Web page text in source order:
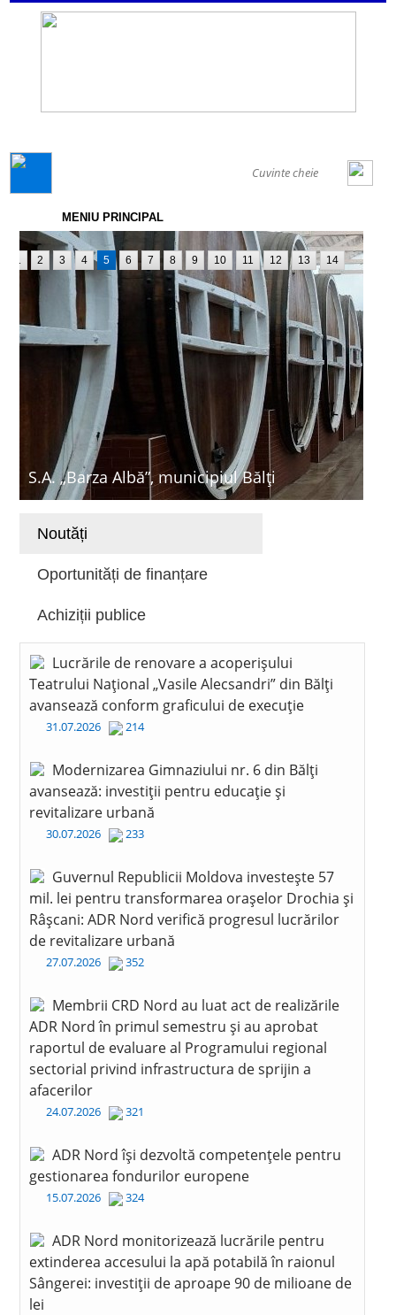
MENIU PRINCIPAL
S.A. „Barza Albă”, municipiul Bălți
1 2 3 4 5 6 7 8 9 10 11 12 13 14
Noutăți
Oportunități de finanțare
Achiziții publice
Lucrările de renovare a acoperișului
Teatrului Național „Vasile Alecsandri” din Bălți
avansează conform graficului de execuție
31.07.2026 214
Modernizarea Gimnaziului nr. 6 din Bălți
avansează: investiții pentru educație și
revitalizare urbană
30.07.2026 233
Guvernul Republicii Moldova investește 57
mil. lei pentru transformarea orașelor Drochia și
Râșcani: ADR Nord verifică progresul lucrărilor
de revitalizare urbană
27.07.2026 352
Membrii CRD Nord au luat act de realizările
ADR Nord în primul semestru și au aprobat
raportul de evaluare al Programului regional
sectorial privind infrastructura de sprijin a
afacerilor
24.07.2026 321
ADR Nord își dezvoltă competențele pentru
gestionarea fondurilor europene
15.07.2026 324
ADR Nord monitorizează lucrările pentru
extinderea accesului la apă potabilă în raionul
Sângerei: investiții de aproape 90 de milioane de
lei